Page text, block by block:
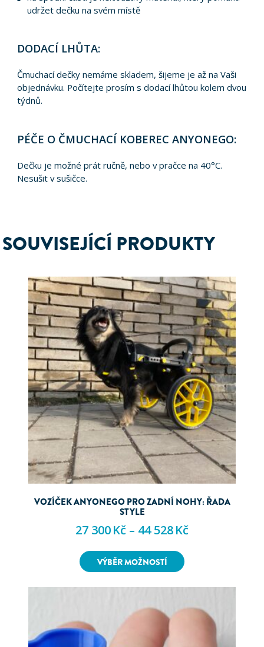
udržet dečku na svém místě
DODACÍ LHŮTA:
Čmuchací dečky nemáme skladem, šijeme je až na Vaši
objednávku. Počítejte prosím s dodací lhůtou kolem dvou
týdnů.
PÉČE O ČMUCHACÍ KOBEREC ANYONEGO:
Dečku je možné prát ručně, nebo v pračce na 40°C.
Nesušit v sušičce.
SOUVISEJÍCÍ PRODUKTY
VOZÍČEK ANYONEGO PRO ZADNÍ NOHY: ŘADA
STYLE
27 300Kč – 44 528Kč
VÝBĚR MOŽNOSTÍ